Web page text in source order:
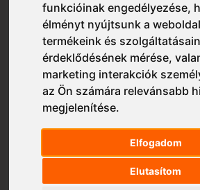
funkcióinak engedélyezése,
élményt nyújtsunk a
termékeink és
érdeklődésének mérése,
marketing interakciók
az Ön számára relevánsabb
megjelenítése.
Elfogadom
Elutasítom